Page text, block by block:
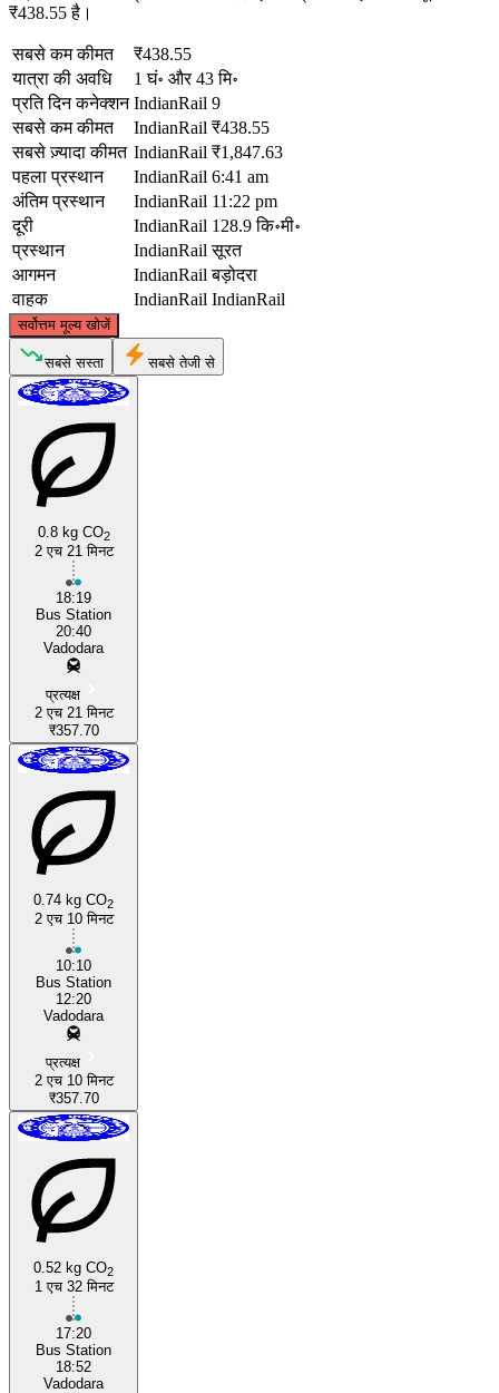
₹438.55 है।
सबसे कम कीमत
₹438.55
यात्रा की अवधि
1 घं॰ और 43 मि॰
प्रति दिन कनेक्शन IndianRail 9
सबसे कम कीमत
IndianRail ₹438.55
सबसे ज़्यादा कीमत IndianRail ₹1,847.63
पहला प्रस्थान
IndianRail 6:41 am
अंतिम प्रस्थान
IndianRail 11:22 pm
दूरी
IndianRail 128.9 कि॰मी॰
प्रस्थान
IndianRail सूरत
आगमन
IndianRail बड़ोदरा
वाहक
IndianRail IndianRail
सर्वोत्तम मूल्य खोजें
©CARTO
सबसे सस्ता सबसे तेजी से
0.8 kg CO2
2 एच 21 मिनट
18:19
Bus Station
20:40
Vadodara
प्रत्यक्ष
2 एच 21 मिनट
₹357.70
0.74 kg CO2
2 एच 10 मिनट
10:10
Bus Station
12:20
Vadodara
प्रत्यक्ष
2 एच 10 मिनट
₹357.70
0.52 kg CO2
1 एच 32 मिनट
17:20
Bus Station
18:52
Vadodara